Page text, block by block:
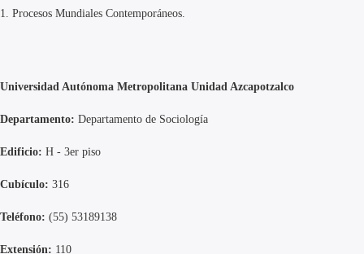
1. Procesos Mundiales Contemporáneos.
Universidad Autónoma Metropolitana Unidad Azcapotzalco
Departamento: Departamento de Sociología
Edificio: H - 3er piso
Cubículo: 316
Teléfono: (55) 53189138
Extensión: 110